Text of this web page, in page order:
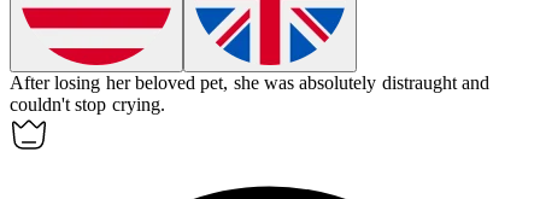
After losing her beloved pet, she was absolutely distraught and
couldn't stop crying.